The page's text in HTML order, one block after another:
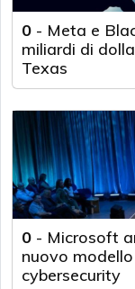
0 - Meta e
miliardi di
Texas
0 - Microsoft
nuovo
cybersecurity